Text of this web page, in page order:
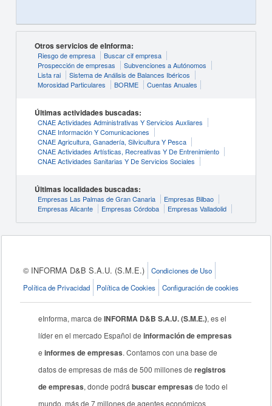
Otros servicios de eInforma:
Riesgo de empresa
Buscar cif empresa
Prospección de empresas
Subvenciones a Autónomos
Lista rai
Sistema de Análisis de Balances Ibéricos
Morosidad Particulares
BORME Cuentas Anuales
Últimas actividades buscadas:
CNAE Actividades Administrativas Y Servicios Auxliares
CNAE Información Y Comunicaciones
CNAE Agricultura, Ganadería, Silvicultura Y Pesca
CNAE Actividades Artísticas, Recreativas Y De Entrenimiento
CNAE Actividades Sanitarias Y De Servicios Sociales
Últimas localidades buscadas:
Empresas Las Palmas de Gran Canaria
Empresas Bilbao
Empresas Alicante
Empresas Córdoba Empresas Valladolid
© INFORMA D&B S.A.U. (S.M.E.)
Condiciones de Uso
Política de Privacidad
Política de Cookies Configuración de cookies
eInforma, marca deINFORMA D&B S.A.U. (S.M.E.), es el
líder en el mercado Español deinformación de empresas
einformes de empresas. Contamos con una base de
datos de empresas de más de 500 millones deregistros
de empresas, donde podrábuscar empresas de todo el
mundo, más de 7 millones de agentes económicos